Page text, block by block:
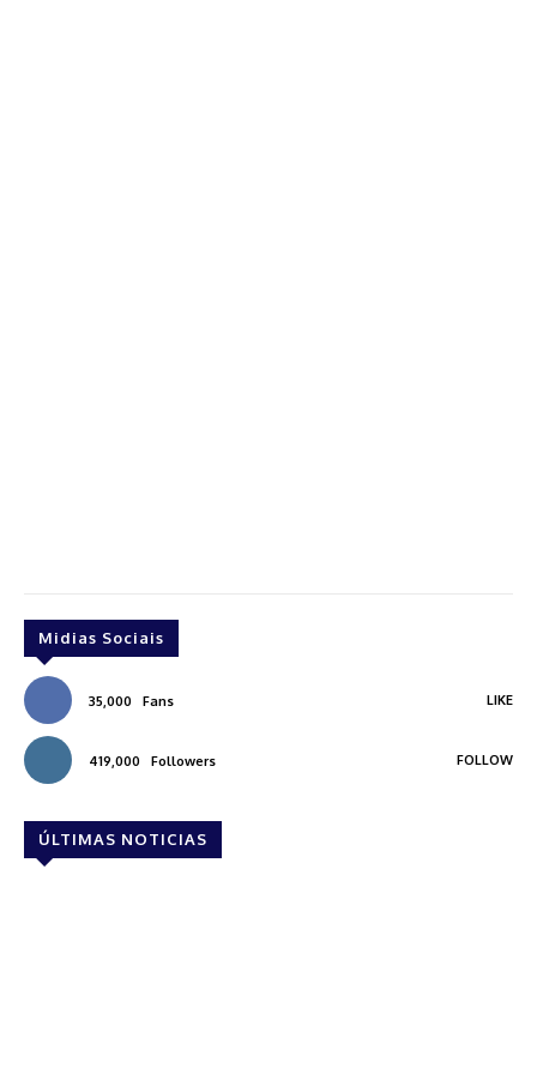
Midias Sociais
35,000 Fans LIKE
419,000 Followers FOLLOW
ÚLTIMAS NOTICIAS